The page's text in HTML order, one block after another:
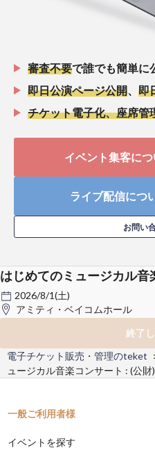
審査不要で誰でも簡単に
即日公演ページ公開
即
チケット電子化、座席管
イベント集客に
ライブ配信につ
お問い
はじめてのミュージカル音
2026/8/1(土)
アミティ・ベイコムホール
終了
電子チケット販売・管理のteket
ュージカル音楽コンサート : (公
一般ご利用者様
イベントを探す